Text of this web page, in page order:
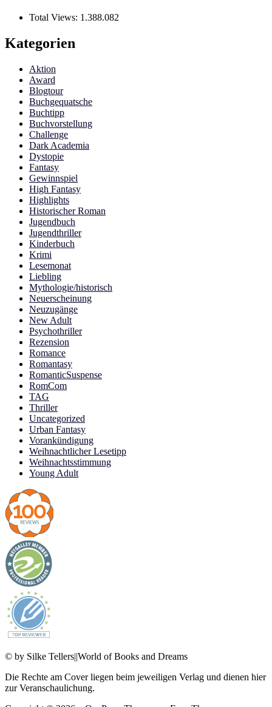
Total Views: 1.388.082
Kategorien
Aktion
Award
Blogtour
Buchgequatsche
Buchtipp
Buchvorstellung
Challenge
Dark Academia
Dystopie
Fantasy
Gewinnspiel
High Fantasy
Highlights
Historischer Roman
Jugendbuch
Jugendthriller
Kinderbuch
Krimi
Lesemonat
Liebling
Mythologie/historisch
Neuerscheinung
Neuzugänge
New Adult
Psychothriller
Rezension
Romance
Romantasy
RomanticSuspense
RomCom
TAG
Thriller
Uncategorized
Urban Fantasy
Vorankündigung
Weihnachtlicher Lesetipp
Weihnachtsstimmung
Young Adult
© by Silke Tellers||World of Books and Dreams
Die Rechte am Cover liegen beim jeweiligen Verlag und dienen hier
zur Veranschaulichung.